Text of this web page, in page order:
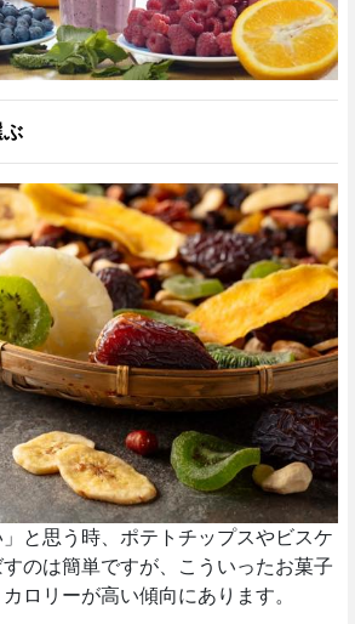
ぶ
」と思う時、ポテトチップスやビスケ
のは簡単ですが、こういったお菓子
ロリーが高い傾向にあります。